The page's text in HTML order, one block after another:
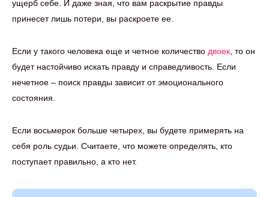
ущерб себе. И даже зная, что вам раскрытие правды
принесет лишь потери, вы раскроете ее.
Если у такого человека еще и четное количество двоек , то он
будет настойчиво искать правду и справедливость. Если
нечетное – поиск правды зависит от эмоционального
состояния.
Если восьмерок больше четырех, вы будете примерять на
себя роль судьи. Считаете, что можете определять, кто
поступает правильно, а кто нет.